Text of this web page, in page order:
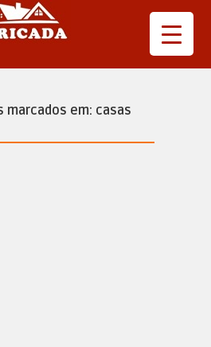
marcados em: casas